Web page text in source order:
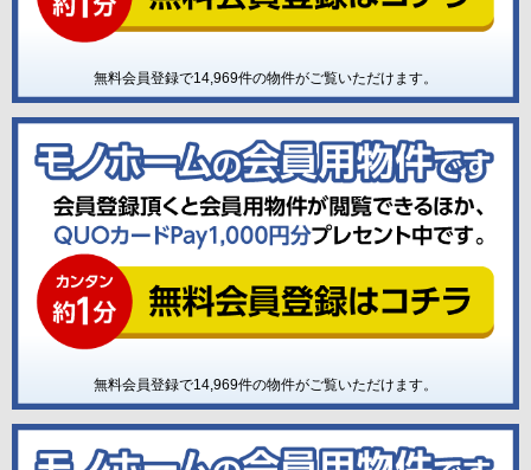
無料会員登録で14,969件の物件がご覧いただけます。
無料会員登録で14,969件の物件がご覧いただけます。